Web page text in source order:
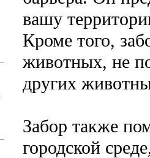
вашу
Кроме того,
животных, не
других
Забор также
городской